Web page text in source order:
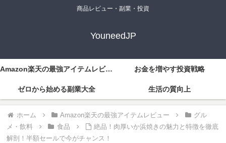
商品レビュー・副業・投資
YouneedJP
Amazon楽天の最強アイテムレビュー お金を増やす投資戦略
ゼロから始める副業大全 生活の質向上
ホーム Amazon楽天の最強アイテムレビュー
グル
メ・飲料
食品
絶品！肉厚いか浜焼きの魅力と特徴を徹底
解剖！半額セールで今がチャンス！